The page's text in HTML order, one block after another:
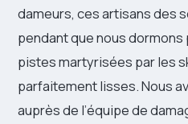
dameurs, ces artisans des
pendant que nous
pistes martyrisées par les
parfaitement lisses. Nous
auprès de l’équipe de